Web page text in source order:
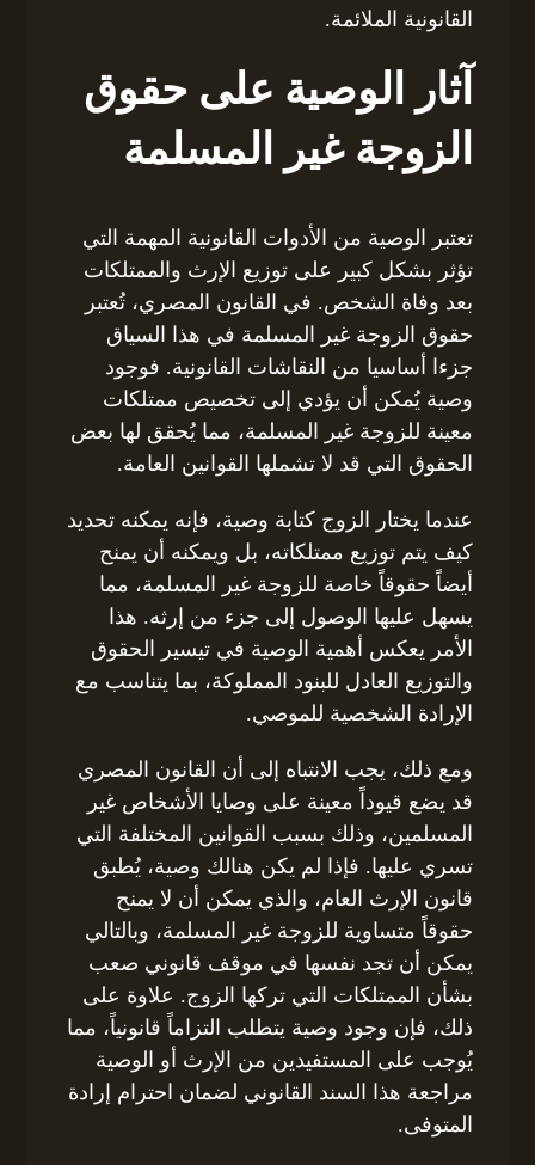
القانونية الملائمة.
آثار الوصية على حقوق
الزوجة غير المسلمة
تعتبر الوصية من الأدوات القانونية المهمة التي
تؤثر بشكل كبير على توزيع الإرث والممتلكات
بعد وفاة الشخص. في القانون المصري، تُعتبر
حقوق الزوجة غير المسلمة في هذا السياق
جزءا أساسيا من النقاشات القانونية. فوجود
وصية يُمكن أن يؤدي إلى تخصيص ممتلكات
معينة للزوجة غير المسلمة، مما يُحقق لها بعض
الحقوق التي قد لا تشملها القوانين العامة.
عندما يختار الزوج كتابة وصية، فإنه يمكنه تحديد
كيف يتم توزيع ممتلكاته، بل ويمكنه أن يمنح
أيضاً حقوقاً خاصة للزوجة غير المسلمة، مما
يسهل عليها الوصول إلى جزء من إرثه. هذا
الأمر يعكس أهمية الوصية في تيسير الحقوق
والتوزيع العادل للبنود المملوكة، بما يتناسب مع
الإرادة الشخصية للموصي.
ومع ذلك، يجب الانتباه إلى أن القانون المصري
قد يضع قيوداً معينة على وصايا الأشخاص غير
المسلمين، وذلك بسبب القوانين المختلفة التي
تسري عليها. فإذا لم يكن هنالك وصية، يُطبق
قانون الإرث العام، والذي يمكن أن لا يمنح
حقوقاً متساوية للزوجة غير المسلمة، وبالتالي
يمكن أن تجد نفسها في موقف قانوني صعب
بشأن الممتلكات التي تركها الزوج. علاوة على
ذلك، فإن وجود وصية يتطلب التزاماً قانونياً، مما
يُوجب على المستفيدين من الإرث أو الوصية
مراجعة هذا السند القانوني لضمان احترام إرادة
المتوفى.